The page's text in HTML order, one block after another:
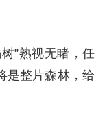
”熟视无睹，任
是整片森林，给